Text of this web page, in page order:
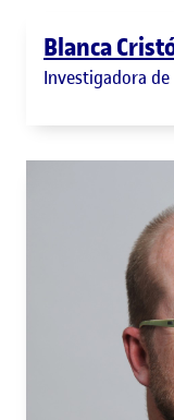
Blanca
Investigadora de